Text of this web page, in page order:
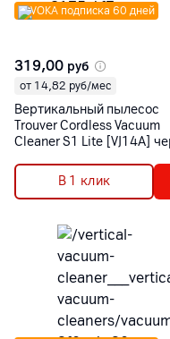
VOKA подписка 60 дней
319,00 руб
от 14,82 руб/мес
Вертикальный пылесос
Trouver Cordless Vacuum
Cleaner S1 Lite [VJ14A]
В 1 клик